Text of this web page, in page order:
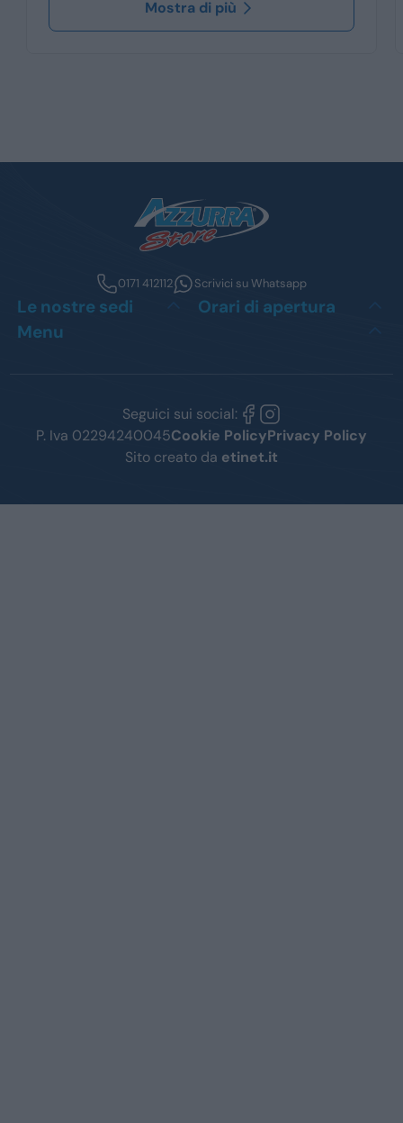
Mostra di più
0171 412112 Scrivici su Whatsapp
Le nostre sedi
Orari di apertura
Menu
Seguici sui social:
P. Iva 02294240045Cookie PolicyPrivacy Policy
Sito creato da etinet.it